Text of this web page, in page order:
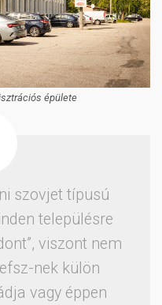
épülete
szovjet típusú
településre
viszont nem
nek külön
vagy éppen